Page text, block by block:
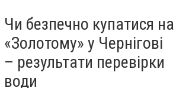
Чи безпечно купатися на
«Золотому» у Чернігові
– результати перевірки
води